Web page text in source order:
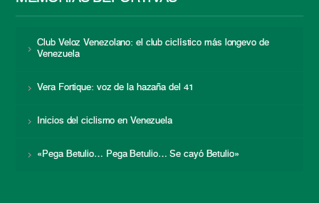
Club Veloz Venezolano: el club ciclístico más longevo de
Venezuela
Vera Fortique: voz de la hazaña del 41
Inicios del ciclismo en Venezuela
«Pega Betulio… Pega Betulio… Se cayó Betulio»